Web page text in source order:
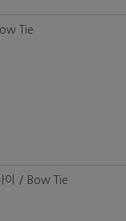
Tie
이 / Bow Tie